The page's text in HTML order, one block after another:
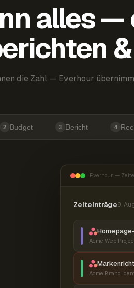
alles —
die Zahl — Everhour
2 Budget 3 Bericht 4
Everhour —
Zeiteinträge9.
Acme Web
Acme Brand